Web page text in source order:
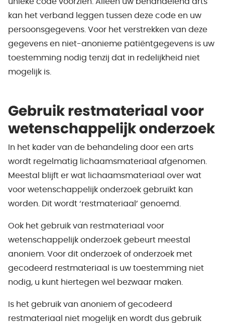
kan het verband leggen tussen deze code en uw
persoonsgegevens. Voor het verstrekken van deze
gegevens en niet-anonieme patiëntgegevens is uw
toestemming nodig tenzij dat in redelijkheid niet
mogelijk is.
Gebruik restmateriaal voor
wetenschappelijk onderzoek
In het kader van de behandeling door een arts
wordt regelmatig lichaamsmateriaal afgenomen.
Meestal blijft er wat lichaamsmateriaal over wat
voor wetenschappelijk onderzoek gebruikt kan
worden. Dit wordt ‘restmateriaal’ genoemd.
Ook het gebruik van restmateriaal voor
wetenschappelijk onderzoek gebeurt meestal
anoniem. Voor dit onderzoek of onderzoek met
gecodeerd restmateriaal is uw toestemming niet
nodig, u kunt hiertegen wel bezwaar maken.
Is het gebruik van anoniem of gecodeerd
restmateriaal niet mogelijk en wordt dus gebruik